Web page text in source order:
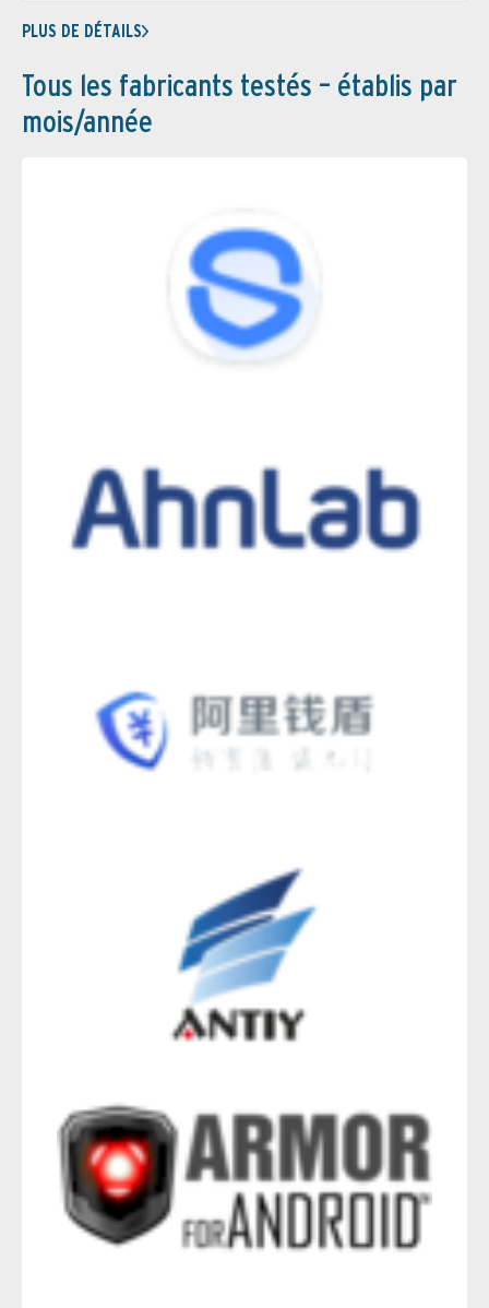
PLUS DE DÉTAILS
Tous les fabricants testés – établis par
mois/année